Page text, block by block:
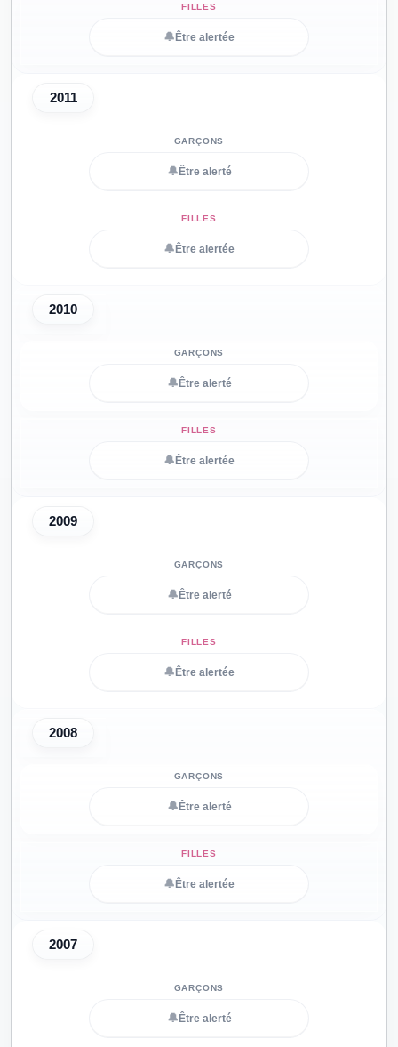
🔔 Être alertée
2011
🔔 Être alerté
🔔 Être alertée
2010
🔔 Être alerté
🔔 Être alertée
2009
🔔 Être alerté
🔔 Être alertée
2008
🔔 Être alerté
🔔 Être alertée
2007
🔔 Être alerté